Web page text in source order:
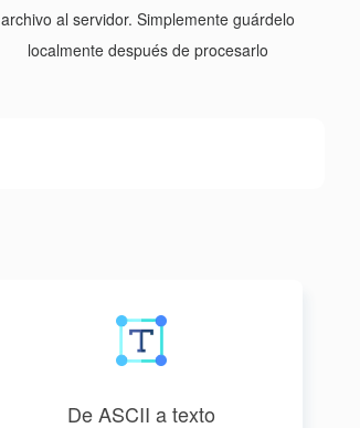
archivo al servidor. Simplemente guárdelo
localmente después de procesarlo
De ASCII a texto